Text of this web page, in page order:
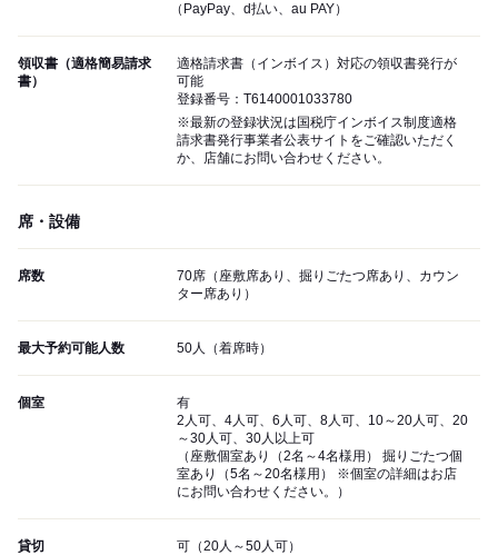
（PayPay、d払い、au PAY）
領収書（適格簡易請求
書）
適格請求書（インボイス）対応の領収書発行が
可能
登録番号：T6140001033780
※最新の登録状況は国税庁インボイス制度適格
請求書発行事業者公表サイトをご確認いただく
か、店舗にお問い合わせください。
席・設備
席数
70席（座敷席あり、掘りごたつ席あり、カウン
ター席あり）
最大予約可能人数 50人（着席時）
個室
有
2人可、4人可、6人可、8人可、10～20人可、20
～30人可、30人以上可
（座敷個室あり（2名～4名様用） 掘りごたつ個
室あり（5名～20名様用） ※個室の詳細はお店
にお問い合わせください。）
貸切 可（20人～50人可）